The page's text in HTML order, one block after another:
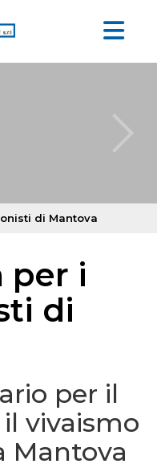
di Mantova
per i
di
per il
vivaismo
Mantova